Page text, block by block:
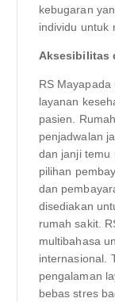
kebugaran
individu untuk
Aksesibilitas
RS
layanan
pasien.
penjadwalan
dan janji temu
pilihan
dan
disediakan
rumah sakit.
multibahasa
internasional.
pengalaman
bebas stres